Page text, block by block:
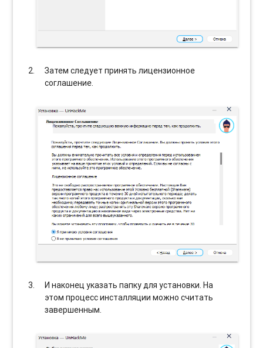
Затем следует принять лицензионное
соглашение.
И наконец указать папку для установки. На
этом процесс инсталляции можно считать
завершенным.